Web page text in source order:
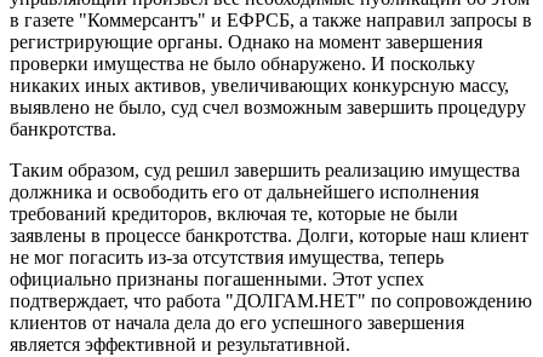
в газете "Коммерсантъ" и ЕФРСБ, а также направил запросы в
регистрирующие органы. Однако на момент завершения
проверки имущества не было обнаружено. И поскольку
никаких иных активов, увеличивающих конкурсную массу,
выявлено не было, суд счел возможным завершить процедуру
банкротства.
Таким образом, суд решил завершить реализацию имущества
должника и освободить его от дальнейшего исполнения
требований кредиторов, включая те, которые не были
заявлены в процессе банкротства. Долги, которые наш клиент
не мог погасить из-за отсутствия имущества, теперь
официально признаны погашенными. Этот успех
подтверждает, что работа "ДОЛГАМ.НЕТ" по сопровождению
клиентов от начала дела до его успешного завершения
является эффективной и результативной.